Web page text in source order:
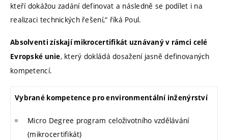
kteří dokážou zadání definovat a následně se podílet i na
realizaci technických řešení,“ říká Poul.
Absolventi získají mikrocertifikát uznávaný v rámci celé
Evropské unie, který dokládá dosažení jasně definovaných
kompetencí.
Vybrané kompetence pro environmentální inženýrství
Micro Degree program celoživotního vzdělávání
(mikrocertifikát)